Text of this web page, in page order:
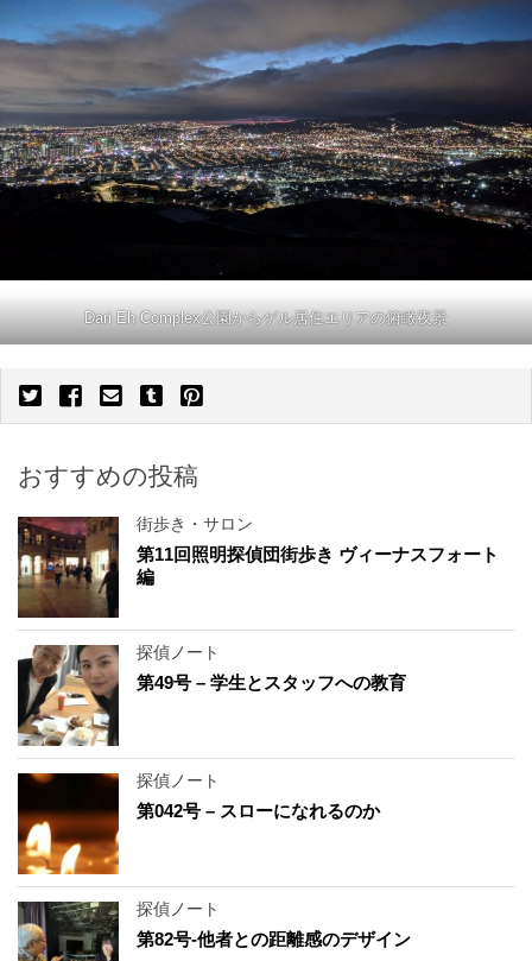
Dari Eh Complex公園からゲル居住エリアの俯瞰夜景
おすすめの投稿
街歩き・サロン
第11回照明探偵団街歩き ヴィーナスフォート
編
探偵ノート
第49号 – 学生とスタッフへの教育
探偵ノート
第042号 – スローになれるのか
探偵ノート
第82号-他者との距離感のデザイン